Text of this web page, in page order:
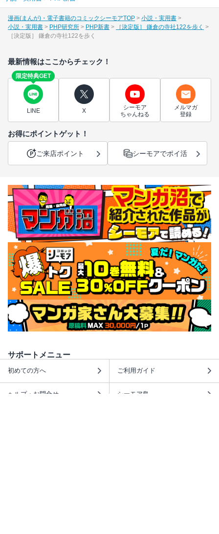
漫画(まんが)・電子書籍のコミックシーモアTOP
小説・実用書
小説・実用書
PHP研究所 PHP新書
［決定版］ 鎌倉の寺社122を歩く
［決定版］ 鎌倉の寺社122を歩く
最新情報はここからチェック！
限定特典GET
LINE X
シーモア
ちゃんねる
メルマガ
登録
お得にポイントゲット！
ご来店ポイント シーモアでポイ活
サポートメニュー
初めての方へ ご利用ガイド
ヘルプ・お問合せ シーモア島